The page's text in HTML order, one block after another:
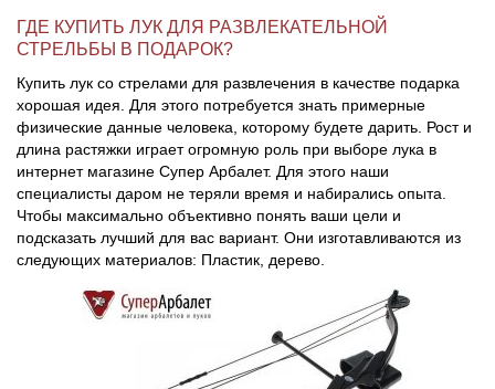
ГДЕ КУПИТЬ ЛУК ДЛЯ РАЗВЛЕКАТЕЛЬНОЙ
СТРЕЛЬБЫ В ПОДАРОК?
Купить лук со стрелами для развлечения в качестве подарка
хорошая идея. Для этого потребуется знать примерные
физические данные человека, которому будете дарить. Рост и
длина растяжки играет огромную роль при выборе лука в
интернет магазине Супер Арбалет. Для этого наши
специалисты даром не теряли время и набирались опыта.
Чтобы максимально объективно понять ваши цели и
подсказать лучший для вас вариант. Они изготавливаются из
следующих материалов: Пластик, дерево.